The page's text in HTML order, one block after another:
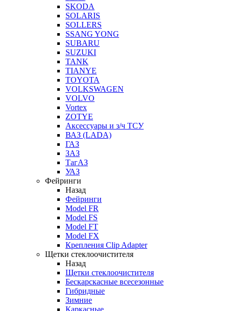
SKODA
SOLARIS
SOLLERS
SSANG YONG
SUBARU
SUZUKI
TANK
TIANYE
TOYOTA
VOLKSWAGEN
VOLVO
Vortex
ZOTYE
Аксессуары и з/ч ТСУ
ВАЗ (LADA)
ГАЗ
ЗАЗ
ТагАЗ
УАЗ
Фейринги
Назад
Фейринги
Model FR
Model FS
Model FT
Model FX
Крепления Clip Adapter
Щетки стеклоочистителя
Назад
Щетки стеклоочистителя
Бескарскасные всесезонные
Гибридные
Зимние
Каркасные